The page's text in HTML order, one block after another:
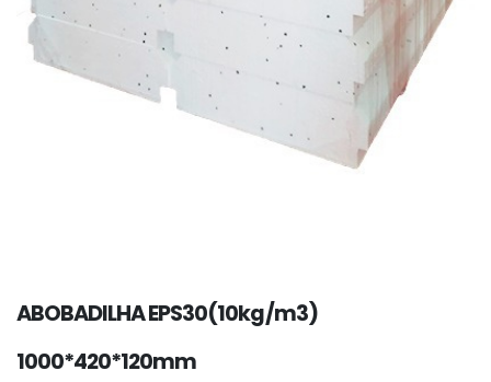
ABOBADILHA EPS30(10kg/m3)
1000*420*120mm